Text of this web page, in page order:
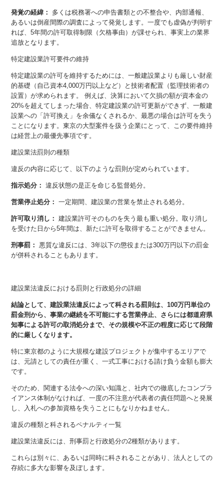
発覚の経緯：
多くは税務署への申告書類との不整合や、内部通報、
あるいは倒産間際の調査によって発覚します。一度でも虚偽が判明す
れば、5年間の許可取得制限（欠格事由）が課せられ、事実上の業界
追放となります。
特定建設業許可要件の維持
特定建設業の許可を維持するためには、一般建設業よりも厳しい財産
的基礎（自己資本4,000万円以上など）と技術者配置（監理技術者の
設置）が求められます。 例えば、決算において欠損の額が資本金の
20%を超えてしまった場合、特定建設業の許可更新ができず、一般建
設業への「許可換え」を余儀なくされるか、最悪の場合は許可を失う
ことになります。東京の大型案件を扱う企業にとって、この要件維持
は経営上の最優先事項です。
建設業法罰則の種類
違反の内容に応じて、以下のような罰則が定められています。
指示処分： 違反状態の是正を命じる監督処分。
営業停止処分： 一定期間、建設業の営業を禁止される処分。
許可取り消し： 建設業許可そのものを失う最も重い処分。取り消し
を受けた日から5年間は、新たに許可を取得することができません。
刑事罰：
悪質な違反には、3年以下の懲役または300万円以下の罰金
が併科されることもあります。
建設業法違反における罰則と行政処分の詳細
結論として、建設業法違反によって科される罰則は、100万円単位の
罰金刑から、事業の継続を不可能にする営業停止、さらには都道府県
知事による許可の取消処分まで、その規模や不正の程度に応じて段階
的に厳しくなります。
特に東京都のように大規模な建設プロジェクトが集中するエリアで
は、元請としての責任が重く、一式工事における請け負う金額も膨大
です。
そのため、関連する法令への深い知識と、社内での徹底したコンプラ
イアンス体制がなければ、一度の不注意が代表者の責任問題へと発展
し、入札への参加資格を失うことにもなりかねません。
違反の種類と科されるペナルティ一覧
建設業法違反には、刑事罰と行政処分の2種類があります。
これらは別々に、あるいは同時に科されることがあり、法人としての
存続に多大な影響を及ぼします。